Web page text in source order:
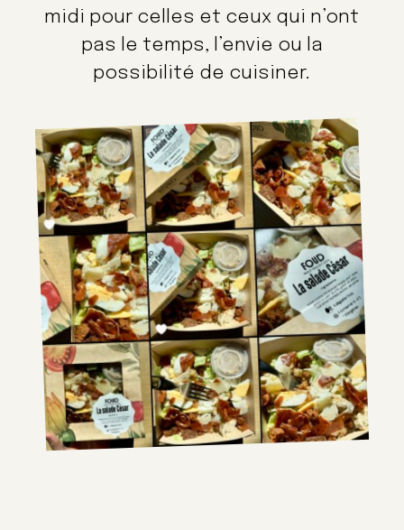
midi pour celles et ceux qui n’ont
pas le temps, l’envie ou la
possibilité de cuisiner.